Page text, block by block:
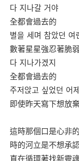
다 지나갈 거야
全都會過去的
별을 세며 참았던 여
數著星星強忍著脆
다 지나가겠지
全都會過去的
주저앉고 싶었던 어
即使昨天寫下想放
這時那個口是心非
時的河立是不想承
直在循環著找新靈